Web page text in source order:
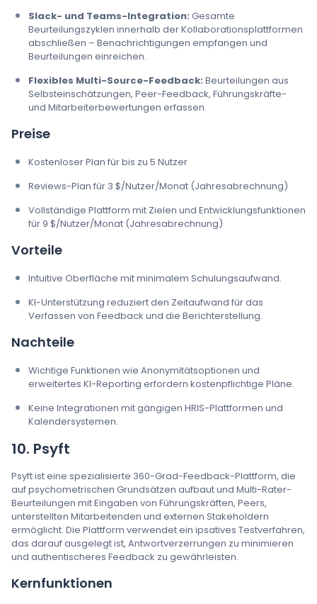
Slack- und Teams-Integration: Gesamte
Beurteilungszyklen innerhalb der Kollaborationsplattformen
abschließen – Benachrichtigungen empfangen und
Beurteilungen einreichen.
Flexibles Multi-Source-Feedback: Beurteilungen aus
Selbsteinschätzungen, Peer-Feedback, Führungskräfte-
und Mitarbeiterbewertungen erfassen.
Preise
Kostenloser Plan für bis zu 5 Nutzer
Reviews-Plan für 3 $/Nutzer/Monat (Jahresabrechnung)
Vollständige Plattform mit Zielen und Entwicklungsfunktionen
für 9 $/Nutzer/Monat (Jahresabrechnung)
Vorteile
Intuitive Oberfläche mit minimalem Schulungsaufwand.
KI-Unterstützung reduziert den Zeitaufwand für das
Verfassen von Feedback und die Berichterstellung.
Nachteile
Wichtige Funktionen wie Anonymitätsoptionen und
erweitertes KI-Reporting erfordern kostenpflichtige Pläne.
Keine Integrationen mit gängigen HRIS-Plattformen und
Kalendersystemen.
10. Psyft
Psyft ist eine spezialisierte 360-Grad-Feedback-Plattform, die
auf psychometrischen Grundsätzen aufbaut und Multi-Rater-
Beurteilungen mit Eingaben von Führungskräften, Peers,
unterstellten Mitarbeitenden und externen Stakeholdern
ermöglicht. Die Plattform verwendet ein ipsatives Testverfahren,
das darauf ausgelegt ist, Antwortverzerrungen zu minimieren
und authentischeres Feedback zu gewährleisten.
Kernfunktionen